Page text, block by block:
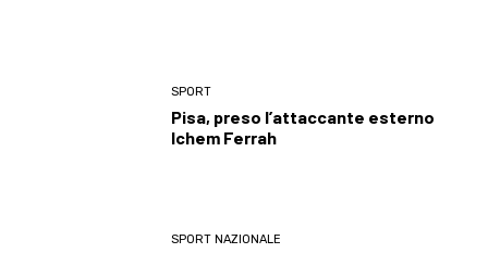
SPORT
Pisa, preso l’attaccante esterno
Ichem Ferrah
SPORT NAZIONALE